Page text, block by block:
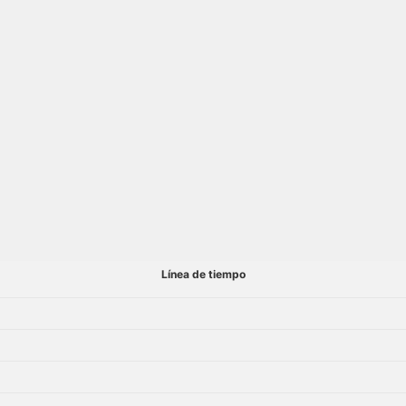
Línea de tiempo